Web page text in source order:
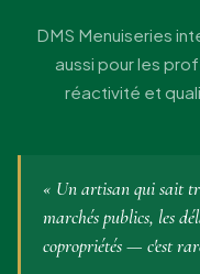
DMS Menuiseries
aussi pour les
réactivité et
« Un artisan qui sait
marchés publics, les
copropriétés — c'est